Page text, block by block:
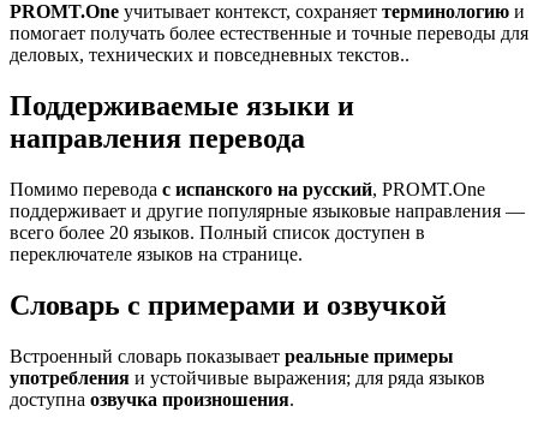
PROMT.One учитывает контекст, сохраняет терминологию и
помогает получать более естественные и точные переводы для
деловых, технических и повседневных текстов..
Поддерживаемые языки и
направления перевода
Помимо перевода с испанского на русский, PROMT.One
поддерживает и другие популярные языковые направления —
всего более 20 языков. Полный список доступен в
переключателе языков на странице.
Словарь с примерами и озвучкой
Встроенный словарь показывает реальные примеры
употребления и устойчивые выражения; для ряда языков
доступна озвучка произношения.